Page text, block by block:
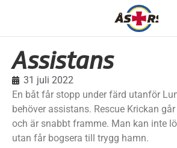
Assistans
31 juli 2022
En båt får stopp under färd utanför
behöver assistans. Rescue Krickan
och är snabbt framme. Man kan inte
utan får bogsera till trygg hamn.